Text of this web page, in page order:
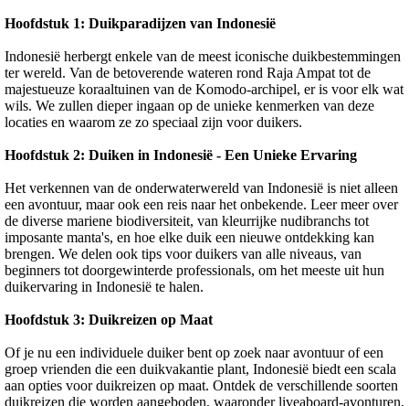
Hoofdstuk 1: Duikparadijzen van Indonesië
Indonesië herbergt enkele van de meest iconische duikbestemmingen
ter wereld. Van de betoverende wateren rond Raja Ampat tot de
majestueuze koraaltuinen van de Komodo-archipel, er is voor elk wat
wils. We zullen dieper ingaan op de unieke kenmerken van deze
locaties en waarom ze zo speciaal zijn voor duikers.
Hoofdstuk 2: Duiken in Indonesië - Een Unieke Ervaring
Het verkennen van de onderwaterwereld van Indonesië is niet alleen
een avontuur, maar ook een reis naar het onbekende. Leer meer over
de diverse mariene biodiversiteit, van kleurrijke nudibranchs tot
imposante manta's, en hoe elke duik een nieuwe ontdekking kan
brengen. We delen ook tips voor duikers van alle niveaus, van
beginners tot doorgewinterde professionals, om het meeste uit hun
duikervaring in Indonesië te halen.
Hoofdstuk 3: Duikreizen op Maat
Of je nu een individuele duiker bent op zoek naar avontuur of een
groep vrienden die een duikvakantie plant, Indonesië biedt een scala
aan opties voor duikreizen op maat. Ontdek de verschillende soorten
duikreizen die worden aangeboden, waaronder liveaboard-avonturen,